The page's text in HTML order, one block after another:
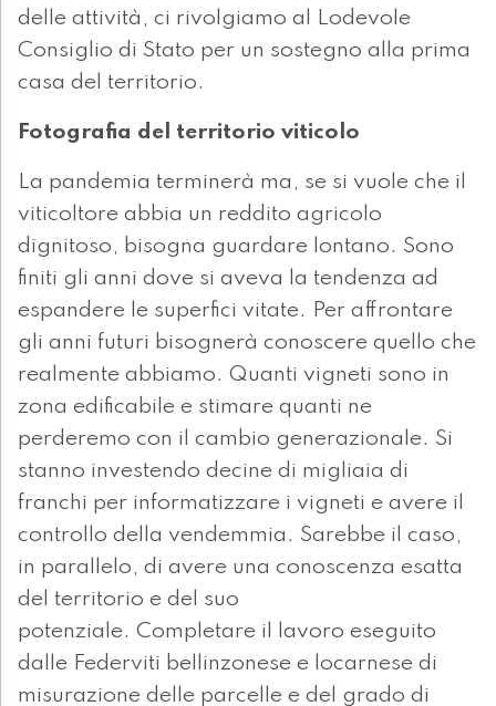
delle attività, ci rivolgiamo al Lodevole
Consiglio di Stato per un sostegno alla prima
casa del territorio.
Fotografia del territorio viticolo
La pandemia terminerà ma, se si vuole che il
viticoltore abbia un reddito agricolo
dignitoso, bisogna guardare lontano. Sono
finiti gli anni dove si aveva la tendenza ad
espandere le superfici vitate. Per affrontare
gli anni futuri bisognerà conoscere quello che
realmente abbiamo. Quanti vigneti sono in
zona edificabile e stimare quanti ne
perderemo con il cambio generazionale. Si
stanno investendo decine di migliaia di
franchi per informatizzare i vigneti e avere il
controllo della vendemmia. Sarebbe il caso,
in parallelo, di avere una conoscenza esatta
del territorio e del suo
potenziale. Completare il lavoro eseguito
dalle Federviti bellinzonese e locarnese di
misurazione delle parcelle e del grado di